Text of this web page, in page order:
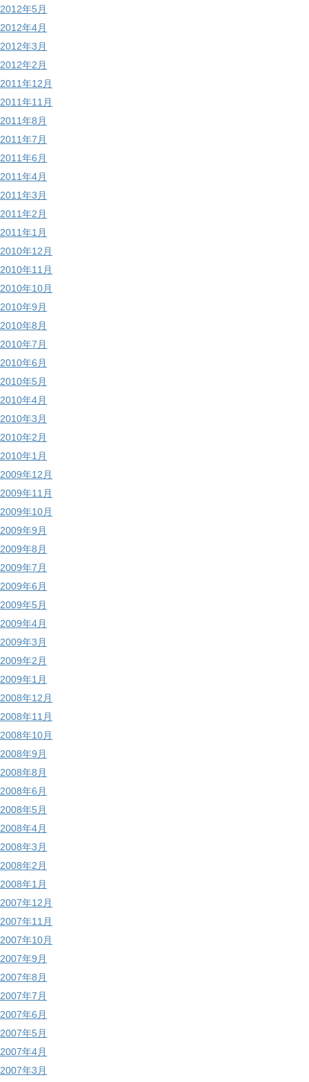
2012年5月
2012年4月
2012年3月
2012年2月
2011年12月
2011年11月
2011年8月
2011年7月
2011年6月
2011年4月
2011年3月
2011年2月
2011年1月
2010年12月
2010年11月
2010年10月
2010年9月
2010年8月
2010年7月
2010年6月
2010年5月
2010年4月
2010年3月
2010年2月
2010年1月
2009年12月
2009年11月
2009年10月
2009年9月
2009年8月
2009年7月
2009年6月
2009年5月
2009年4月
2009年3月
2009年2月
2009年1月
2008年12月
2008年11月
2008年10月
2008年9月
2008年8月
2008年6月
2008年5月
2008年4月
2008年3月
2008年2月
2008年1月
2007年12月
2007年11月
2007年10月
2007年9月
2007年8月
2007年7月
2007年6月
2007年5月
2007年4月
2007年3月